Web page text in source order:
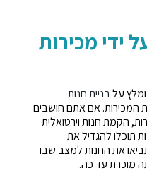
ידי מכירות
עלבניית חנות
המכירות. אם אתם חושבים
הקמת חנות וירטואלית
תוכלו להגדיל את
את החנות למצב שבו
מוכרת עד כה.